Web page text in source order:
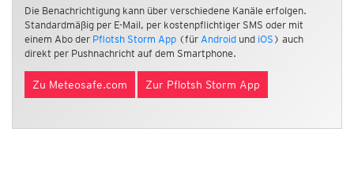
Die Benachrichtigung kann über verschiedene Kanäle erfolgen.
Standardmäßig per E-Mail, per kostenpflichtiger SMS oder mit
einem Abo der Pflotsh Storm App (für Android und iOS ) auch
direkt per Pushnachricht auf dem Smartphone.
Zu Meteosafe.com Zur Pflotsh Storm App